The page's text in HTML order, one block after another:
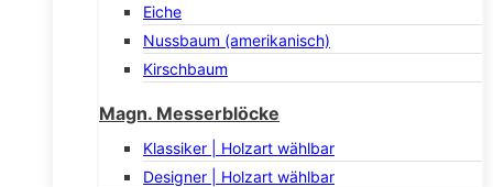
Eiche
Nussbaum (amerikanisch)
Kirschbaum
Magn. Messerblöcke
Klassiker | Holzart wählbar
Designer | Holzart wählbar